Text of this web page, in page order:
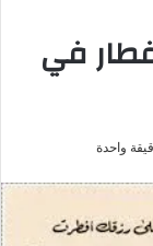
في
واحدة